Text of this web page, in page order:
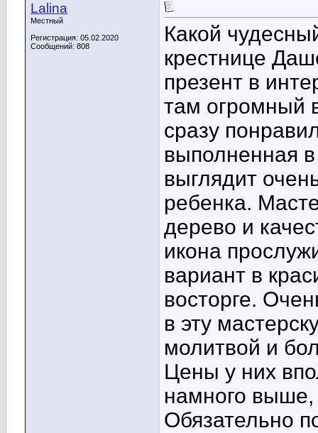
Lalina
Местный
Регистрация: 05.02.2020
Сообщений: 808
Какой
крестнице
презент в
там огромный
сразу
выполненная
выглядит
ребенка.
дерево и
икона
вариант в
восторге.
в эту
молитвой и
Цены у них
намного
Обязательно